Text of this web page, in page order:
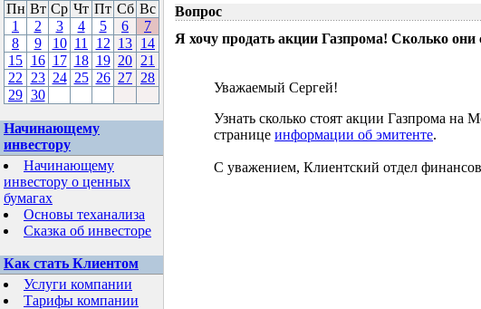
Пн Вт Ср Чт Пт Сб Вс
1
2 3 4 5 6
7
8
9 10 11 12 13 14
15 16 17 18 19 20 21
22
23 24 25 26 27 28
29 30
Начинающему
инвестору
Начинающему
инвестору о ценных
бумагах
Основы теханализа
Сказка об инвесторе
Как стать Клиентом
Услуги компании
Тарифы компании
Вопрос
Я хочу продать акции Газпрома! Сколько
Уважаемый Сергей!
Узнать сколько стоят акции Газпрома
странице информации об эмитенте.
С уважением, Клиентский отдел